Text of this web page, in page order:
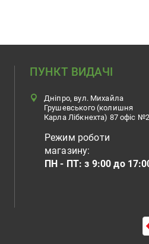
ПУНКТ ВИДАЧІ
Дніпро, вул. Михайла
Грушевського (колишня
Карла Лібкнехта) 87 офіс
Режим роботи
магазину:
ПН - ПТ: з 9:00 до